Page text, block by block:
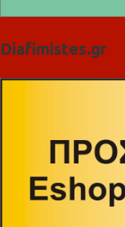
Diafimistes.gr